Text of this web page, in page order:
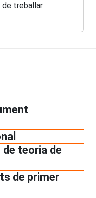
treballar
teoria de
de primer